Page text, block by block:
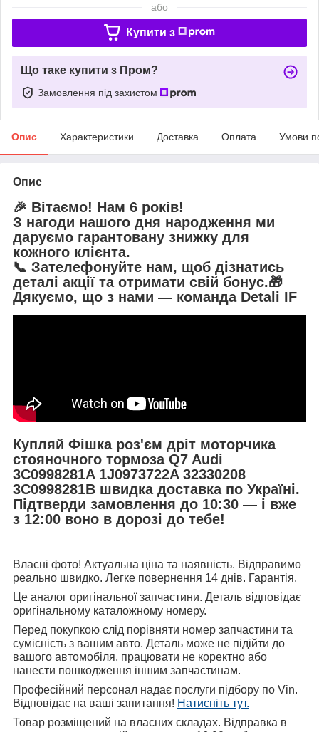
або
Купити з
Що таке купити з Пром?
Замовлення під захистом
Опис Характеристики Доставка Оплата Умови
Опис
🎉 Вітаємо! Нам 6 років!
З нагоди нашого дня народження ми
даруємо гарантовану знижку для
кожного клієнта.
📞 Зателефонуйте нам, щоб дізнатись
деталі акції та отримати свій бонус.🎁
Дякуємо, що з нами — команда Detali IF
Купляй Фішка роз'єм дріт моторчика
стояночного тормоза Q7 Audi
3C0998281A 1J0973722A 32330208
3C0998281B швидка доставка по Україні.
Підтверди замовлення до 10:30 — і вже
з 12:00 воно в дорозі до тебе!
Власні фото! Актуальна ціна та наявність. Відправимо
реально швидко. Легке повернення 14 днів. Гарантія.
Це аналог оригінальної запчастини. Деталь відповідає
оригінальному каталожному номеру.
Перед покупкою слід порівняти номер запчастини та
сумісність з вашим авто. Деталь може не підійти до
вашого автомобіля, працювати не коректно або
нанести пошкодження іншим запчастинам.
Професійний персонал надає послуги підбору по Vin.
Відповідає на ваші запитання! Натисніть тут.
Товар розміщений на власних складах. Відправка в